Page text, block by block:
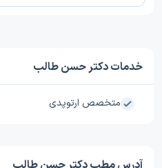
خدمات دکتر حسن طالب
متخصص ارتوپدی